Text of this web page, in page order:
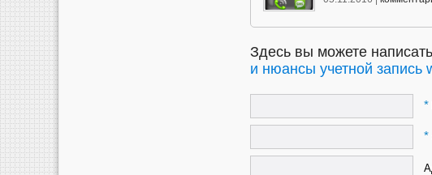
Здесь вы можете
и нюансы учетной запись
*
*